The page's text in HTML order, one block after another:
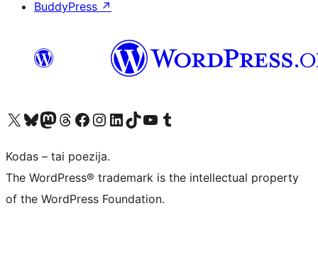
BuddyPress ↗
Visit our X (formerly Twitter) account
Apsilankykite mūsų Bluesky paskyroje
Visit our Mastodon account
Apsilankykite mūsų Threads paskyroje
Visit our Facebook page
Visit our Instagram account
Visit our LinkedIn account
Apsilankykite mūsų TikTok paskyroje
Visit our YouTube channel
Apsilankykite mūsų Tumblr paskyroje
Kodas – tai poezija.
The WordPress® trademark is the intellectual property
of the WordPress Foundation.